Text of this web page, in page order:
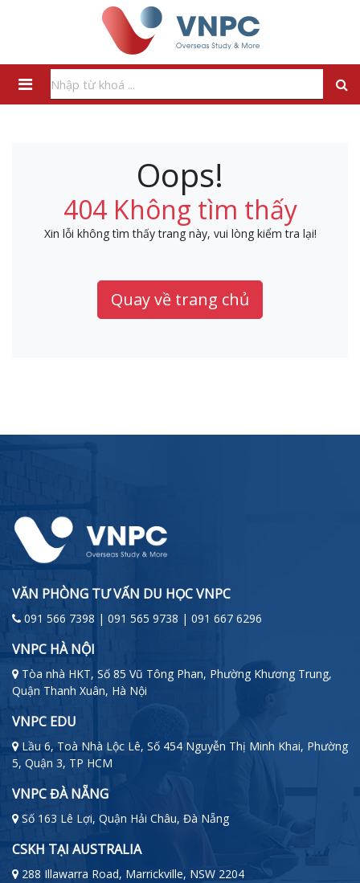
Oops!
404 Không tìm thấy
Xin lỗi không tìm thấy trang này, vui lòng kiểm tra lại!
Quay về trang chủ
VĂN PHÒNG TƯ VẤN DU HỌC VNPC
091 566 7398 | 091 565 9738 | 091 667 6296
VNPC HÀ NỘI
Tòa nhà HKT, Số 85 Vũ Tông Phan, Phường Khương Trung,
Quận Thanh Xuân, Hà Nội
VNPC EDU
Lầu 6, Toà Nhà Lộc Lê, Số 454 Nguyễn Thị Minh Khai, Phường
5, Quận 3, TP HCM
VNPC ĐÀ NẴNG
Số 163 Lê Lợi, Quận Hải Châu, Đà Nẵng
CSKH TẠI AUSTRALIA
288 Illawarra Road, Marrickville, NSW 2204